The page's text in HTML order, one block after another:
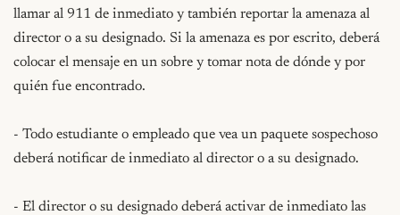
llamar al 911 de inmediato y también reportar la amenaza al
director o a su designado. Si la amenaza es por escrito, deberá
colocar el mensaje en un sobre y tomar nota de dónde y por
quién fue encontrado.
- Todo estudiante o empleado que vea un paquete sospechoso
deberá notificar de inmediato al director o a su designado.
- El director o su designado deberá activar de inmediato las